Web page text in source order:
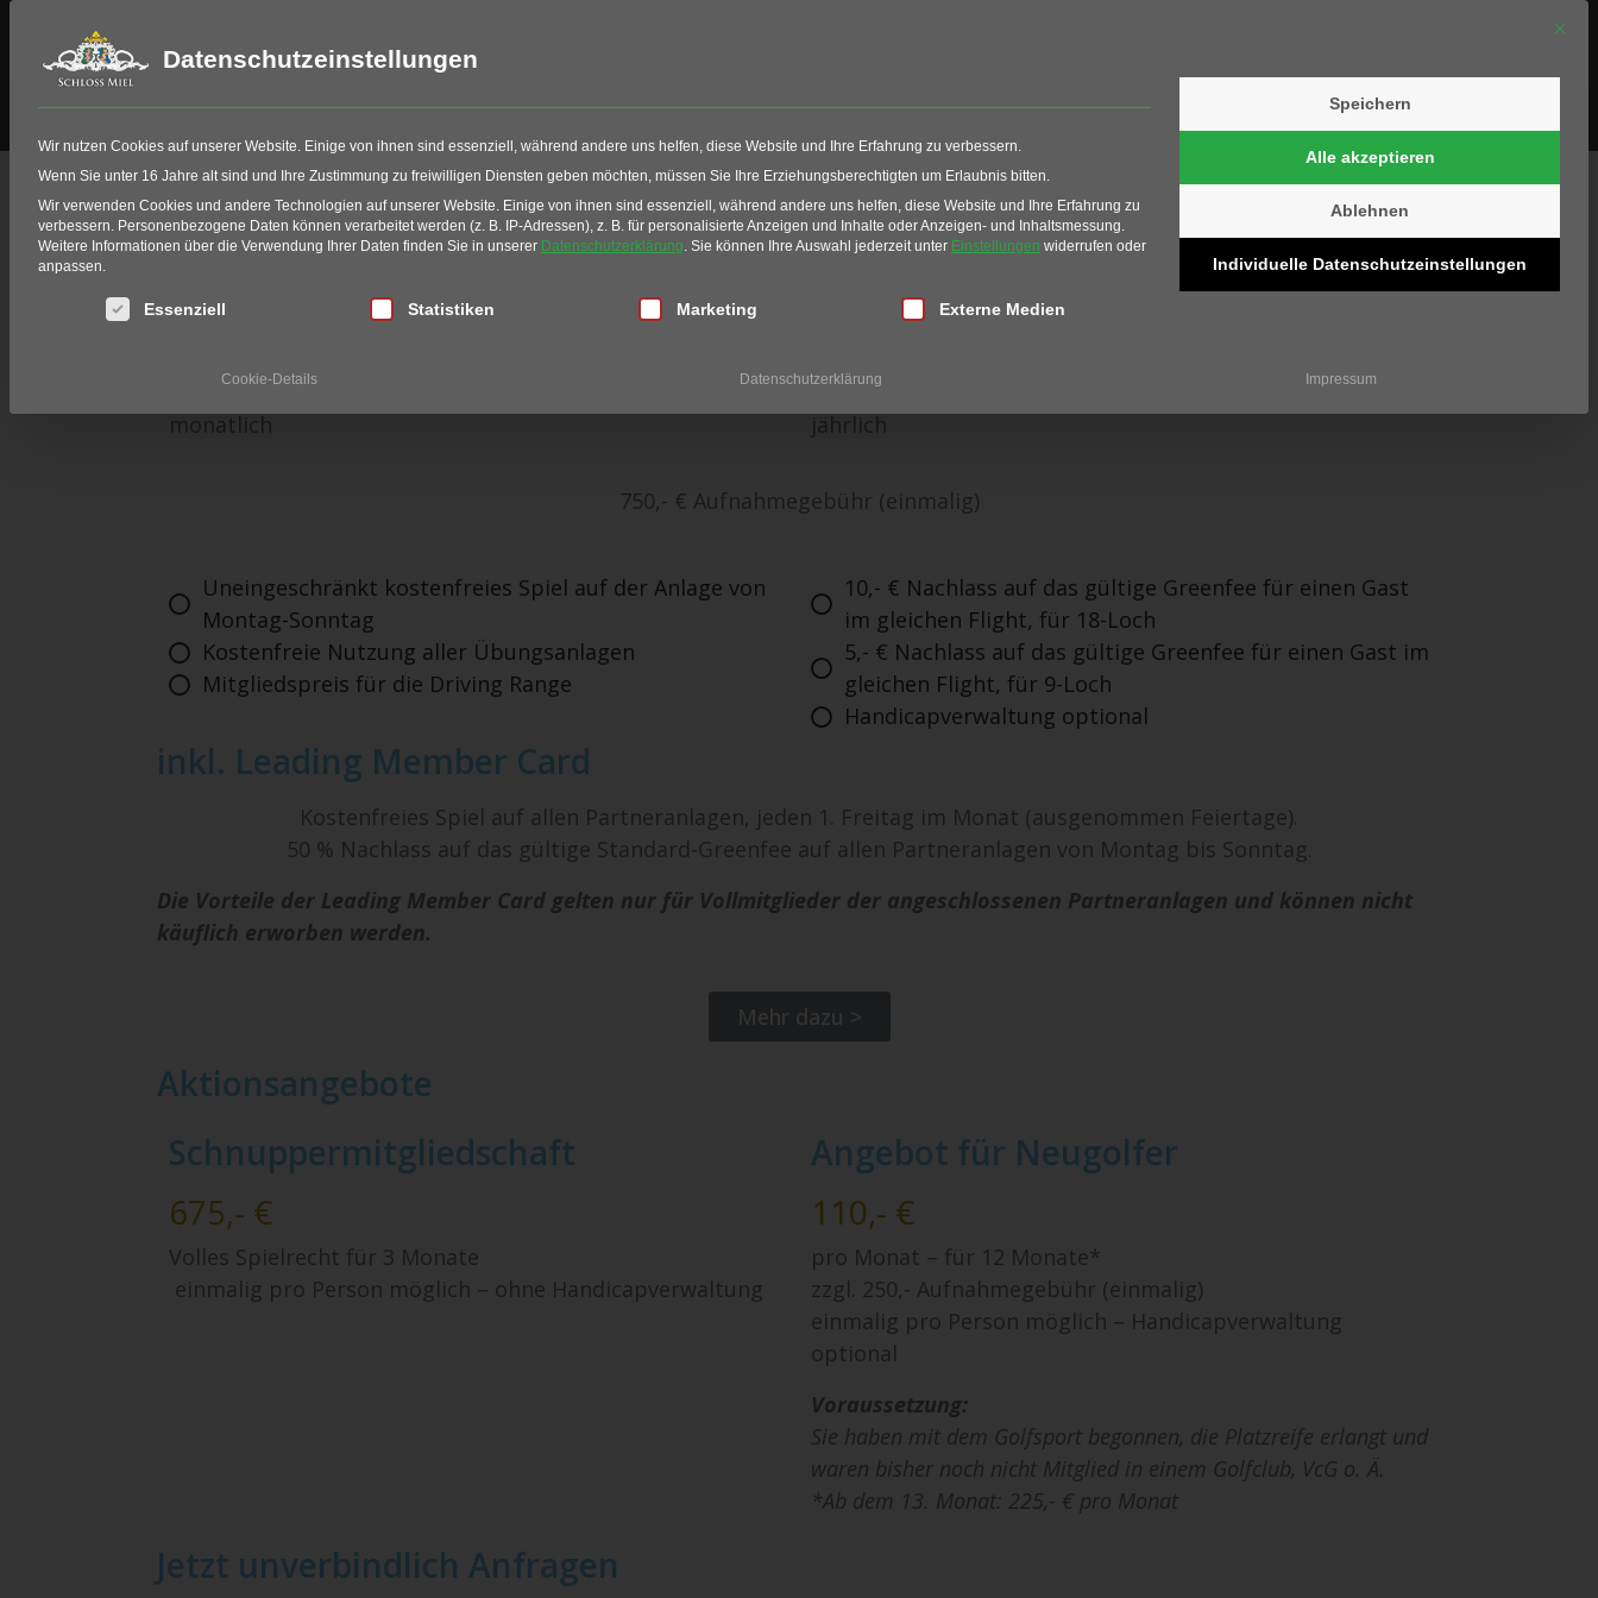
HIO Fitting Schloss Miel Golf Events Restaurant Golfschule Kontakt
Vollmitgliedschaft
Home Golf Golf-Club Schloss Miel Mitgliedschaften Vollmitgliedschaft
Volles Golfvergnügen, ein Preis
225,- €
monatlich
2.700,- €
jährlich
750,- € Aufnahmegebühr (einmalig)
Uneingeschränkt kostenfreies Spiel auf der Anlage von
Montag-Sonntag
Kostenfreie Nutzung aller Übungsanlagen
Mitgliedspreis für die Driving Range
10,- € Nachlass auf das gültige Greenfee für einen Gast
im gleichen Flight, für 18-Loch
5,- € Nachlass auf das gültige Greenfee für einen Gast im
gleichen Flight, für 9-Loch
Handicapverwaltung optional
inkl. Leading Member Card
Kostenfreies Spiel auf allen Partneranlagen, jeden 1. Freitag im Monat (ausgenommen Feiertage).
50 % Nachlass auf das gültige Standard-Greenfee auf allen Partneranlagen von Montag bis Sonntag.
Die Vorteile der Leading Member Card gelten nur für Vollmitglieder der angeschlossenen Partneranlagen und können nicht
käuflich erworben werden.
Mehr dazu >
Aktionsangebote
Schnuppermitgliedschaft
675,- €
Volles Spielrecht für 3 Monate
einmalig pro Person möglich – ohne Handicapverwaltung
Angebot für Neugolfer
110,- €
pro Monat – für 12 Monate*
zzgl. 250,- Aufnahmegebühr (einmalig)
einmalig pro Person möglich – Handicapverwaltung
optional
Voraussetzung:
Sie haben mit dem Golfsport begonnen, die Platzreife erlangt und
waren bisher noch nicht Mitglied in einem Golfclub, VcG o. Ä.
*Ab dem 13. Monat: 225,- € pro Monat
Jetzt unverbindlich Anfragen
Mit
Datenschutzeinstellungen
Wir nutzen Cookies auf unserer Website. Einige von ihnen sind essenziell, während andere uns helfen, diese Website und Ihre Erfahrung zu verbessern.
Wenn Sie unter 16 Jahre alt sind und Ihre Zustimmung zu freiwilligen Diensten geben möchten, müssen Sie Ihre Erziehungsberechtigten um Erlaubnis bitten.
Wir verwenden Cookies und andere Technologien auf unserer Website. Einige von ihnen sind essenziell, während andere uns helfen, diese Website und Ihre Erfahrung zu
verbessern. Personenbezogene Daten können verarbeitet werden (z. B. IP-Adressen), z. B. für personalisierte Anzeigen und Inhalte oder Anzeigen- und Inhaltsmessung.
Weitere Informationen über die Verwendung Ihrer Daten finden Sie in unserer Datenschutzerklärung. Sie können Ihre Auswahl jederzeit unter Einstellungen widerrufen oder
anpassen.
Es folgt eine Liste der Service-Gruppen, für die eine Einwilligung erteilt werden kann. Die erste Service-Gruppe ist essenziell und kann nicht abgewählt werden.
Essenziell Statistiken Marketing Externe Medien
Speichern
Alle akzeptieren
Ablehnen
Individuelle Datenschutzeinstellungen
Cookie-Details Datenschutzerklärung Impressum